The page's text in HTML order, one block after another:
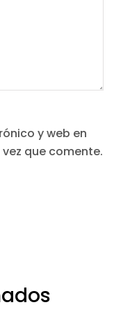
y web en
que comente.